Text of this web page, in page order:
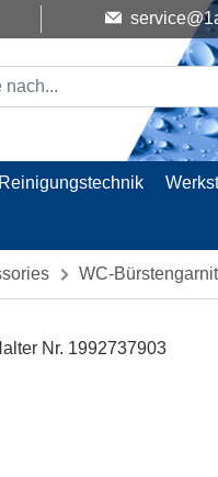
Reinigungstechnik
WC-
Nr. 1992737903